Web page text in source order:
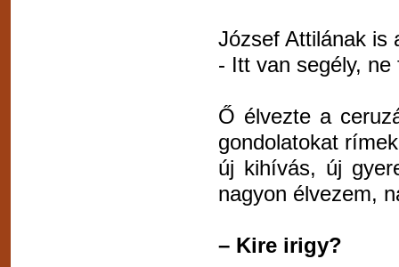
József Attilának is
- Itt van segély, ne
Ő élvezte a
gondolatokat
új kihívás, új
nagyon élvezem,
– Kire irigy?